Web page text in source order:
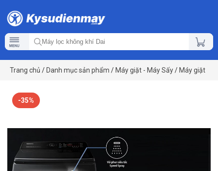
Trang chủ / Danh mục sản phẩm / Máy giặt - Máy Sấy/ Máy giặt
-35%